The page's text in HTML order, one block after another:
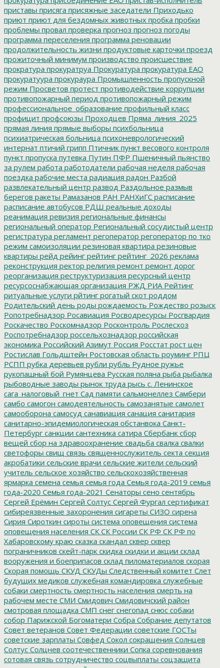
приставы присяга присяжные заседатели Приходько
приют приют для бездомных животных пробка пробки
проблемы провал проверка прогноз прогноз погоды
программа переселения программа реновации
продолжительность жизни продуктовые карточки проезд
прожиточный минимум производство происшествие
прократура прокуратруа Прокуратура прокуратура ЕАО
прокуратуура прокураура Промышленность пропускной
режим Просветов протест противодействие коррупции
противопожарный период противопожарный режим
профессиональное_образование профильный класс
профицит профсоюзы Проходцев Пряма_линия_2025
прямая линия прямые выборы психбольница
психиатрическая больница психоневрологический
интернат птичий грипп Птичник пункт весового контроля
пункт пропуска путевка Путин ПФР Пшеничный пьянство
за рулем работа работодатели рабочая неделя рабочая
поездка рабочие места радиация радон Разбой
развлекательный центр развод Раздольное размыв
берегов ракеты Рамазанов РАН РАНХиГС расписание
расписание автобусов РДШ реальные доходы
реанимация ревизия региональные финансы
региональный оператор Региональный сосудистый центр
регистратура регламент регоператор регоператор по тко
режим самоизоляции резиновая квартира резиновые
квартиры рейд рейинг рейтинг рейтинг_2026 реклама
реконструкция ректор религия ремонт ремонт дорог
реорганизация реструктуризация ресурсный центр
ресурсоснабжающая организация РЖД РИА Рейтинг
ритуальные услуги рйтинг рогатый скот роддом
Родительский день роды рождаемость Рождество розыск
Ропотребнадзор Росавиация Росводресурсы Росгвардия
Роскачество Роскомнадзор Росконтроль Рослесхоз
Роспотребнадзор россельхознадзор российская
экономика Российский Азимут Россия Росстат рост цен
Ростислав Гольдштейн Ростовская область роуминг РПЦ
РСПП рубка деревьев рубли рубль Рудное ружье
рукопашный бой Румянцева Русская поляна рыба рыбалка
рыбоводные заводы рынок труда рысь с. Ленинское
сага_налоговый_гнет Сад памяти сальмонеллез Самбери
самбо самогон самодеятельность самозанятые самолет
самооборона самосуд санавиация санация санитария
санитарно-эпидемиологическая обстанвока Санкт-
Петербург санкции сантехника сатира Сбербанк сбор
вещей сбор на здравоохранение свадьба свалка свалки
светофоры свищ связь священнослужитель секта секция
акробатики сельские врачи сельские жители сельский
учитель сельское хозяйство сельскохозяйственная
ярмарка семена семья семья года Семья года-2019 семья
года-2020 Семья года-2021 Сенаторы сено сентябрь
Сергей Ерёмин Сергей Солтус Сергей Фургал сертификат
сибиреязвенные захоронения сигареты СИЗО сирена
Сирия Сироткин сироты система оповещения система
оповещения населения СК СК России СК РФ СК РФ по
Хабаровскому краю сказка скандал сквер сквер
пограничников скейт-парк скидка скидки и акции склад
вооружения и боеприпасов склад пиломатериалов скорая
Скорая помощь СКУД СКУДы Следственный комитет Слет
будущих медиков служебная командировка служебные
собаки смертность смертность населения смерть на
рабочем месте СМИ Смидович Смидовичский район
смотровая площадка СМП снег снегопад снюс собаки
собор Парижской Богоматери Собра Собрание депутатов
Совет ветеранов Совет Федерации советские ГОСТы
советские зарплаты Совфед Сокол сокращения Солнцев
Солтус Солцнев соотечественники Сопка соревнования
сотовая связь сотрудничество соцвыплаты соцзащита